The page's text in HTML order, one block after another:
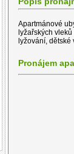
Apartmánové
lyžařských
lyžování, dětské
Pronájem